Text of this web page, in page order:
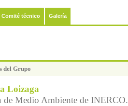
Comité técnico Galería
del Grupo
Loizaga
de Medio Ambiente de INERCO.